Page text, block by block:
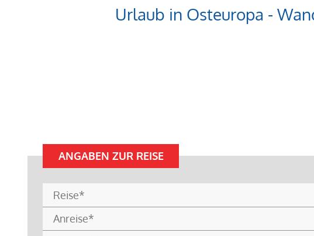
Urlaub in Osteuropa -
ANGABEN ZUR REISE